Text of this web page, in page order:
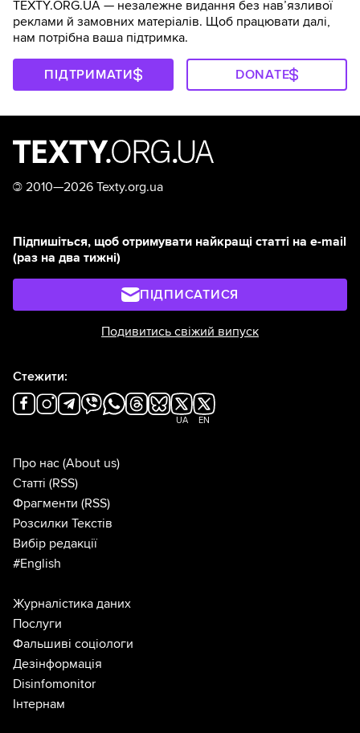
TEXTY.ORG.UA — незалежне видання без навʼязливої
реклами й замовних матеріалів. Щоб працювати далі,
нам потрібна ваша підтримка.
ПІДТРИМАТИ DONATE
© 2010—2026 Texty.org.ua
Підпишіться, щоб отримувати найкращі статті на e-mail
(раз на два тижні)
ПІДПИСАТИСЯ
Подивитись свіжий випуск
Стежити:
UA EN
Про нас (About us)
Статті (RSS)
Фрагменти (RSS)
Розсилки Текстів
Вибір редакції
#English
Журналістика даних
Послуги
Фальшиві соціологи
Дезінформація
Disinfomonitor
Інтернам